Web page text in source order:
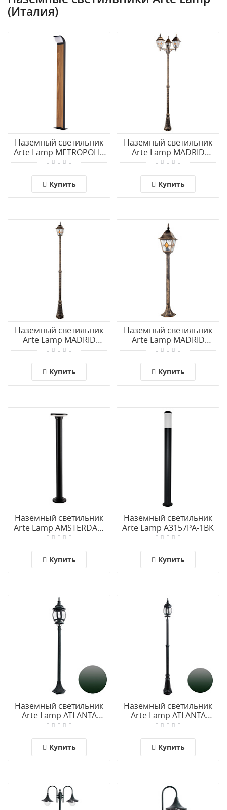
(Италия)
Наземный светильник
Arte Lamp METROPOLIS
A1992PA-1BK
Купить
Наземный светильник
Arte Lamp MADRID
A1542PA-3BN
Купить
Наземный светильник
Arte Lamp MADRID
A1542PA-1BN
Купить
Наземный светильник
Arte Lamp MADRID
A1541PA-1BN
Купить
Наземный светильник
Arte Lamp AMSTERDAM
A1213PA-1BK
Купить
Наземный светильник
Arte Lamp A3157PA-1BK
Купить
Наземный светильник
Arte Lamp ATLANTA
A1046PA-1BGB
Купить
Наземный светильник
Arte Lamp ATLANTA
A1047PA-1BGB
Купить